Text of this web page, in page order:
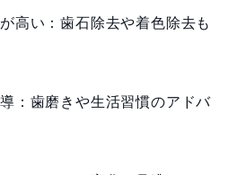
高い：歯石除去や着色除去も
：歯磨きや生活習慣のアドバ